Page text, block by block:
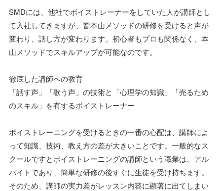
SMDには、他社でボイストレーナーをしていた人が講師とし
て入社してきますが、皆本山メソッドの研修を受けると声が
変わり、話し方が変わります。初心者もプロも関係なく、本
山メソッドでスキルアップが可能なのです。
徹底した講師への教育
「話す声」「歌う声」の技術と「心理学の知識」「売るため
のスキル」を有するボイストレーナー
ボイストレーニングを受けるときの一番の心配は、講師によ
って知識、技術、教え方の差が大きいことです。一般的なス
クールですとボイストレーニングの講師という職業は、アル
バイトであり、簡単な研修の後すぐに生徒を受け持ちます。
そのため、講師の実力差がレッスン内容に顕著に出てしまい